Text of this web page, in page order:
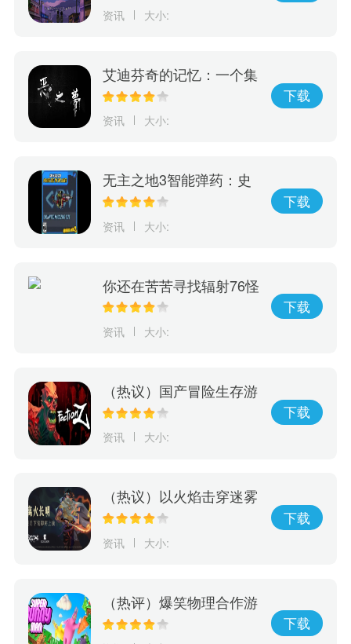
资讯 大小:
艾迪芬奇的记忆：一个集
冒险、推理、惊险于一身
战！
资讯 大小:
下载
无主之地3智能弹药：史
诗级秘密武器，彻底改变
资讯 大小:
下载
你还在苦苦寻找辐射76怪
物大全？现在有这款神奇
辐射76怪物等级和人物等
资讯 大小:
下载
（热议）国产冒险生存游
戏《Faction Z》震撼来
资讯 大小:
下载
（热议）以火焰击穿迷雾
动作解谜游戏《离火长
资讯 大小:
下载
（热评）爆笑物理合作游
戏《超级兔子人》本月发
下载